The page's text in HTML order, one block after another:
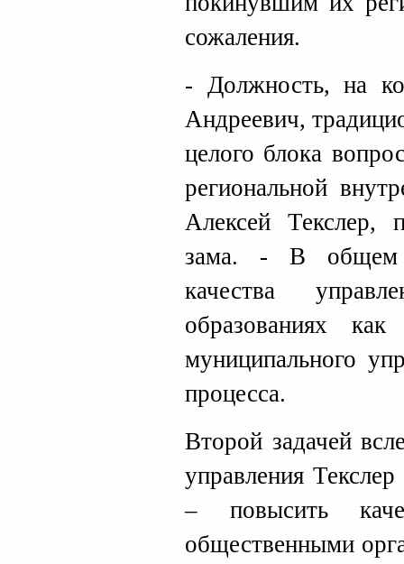
сожаления.
- Должность, на
Андреевич,
целого блока
региональной
Алексей Текслер,
зама. - В общем
качества
образованиях
муниципального
процесса.
Второй задачей
управления
– повысить
общественными